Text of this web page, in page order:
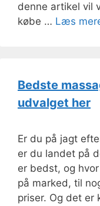
denne artikel vil
købe … Læs
Bedste
udvalget her
Er du på jagt
er du landet på
er bedst, og
på marked, til
priser. Og det er